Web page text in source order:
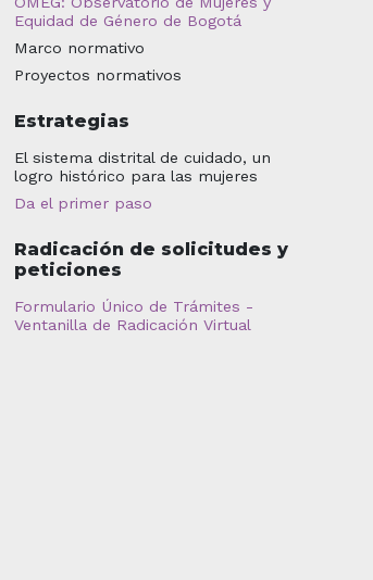
Equidad de Género de Bogotá
Marco normativo
Proyectos normativos
Estrategias
El sistema distrital de cuidado, un
logro histórico para las mujeres
Da el primer paso
Radicación de solicitudes y
peticiones
Formulario Único de Trámites -
Ventanilla de Radicación Virtual